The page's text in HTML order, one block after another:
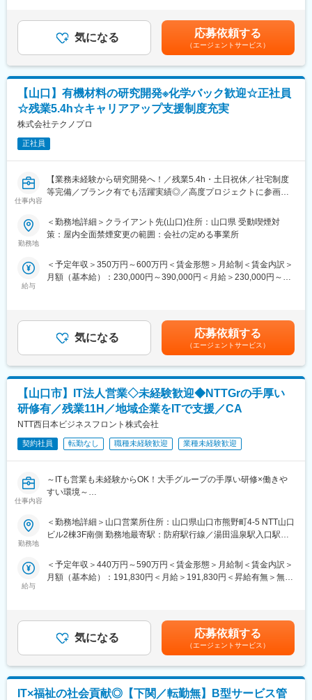
■プロジェクト例：
地方自治体（県庁・市役所・区役所など）の基幹ネットワーク、
また
は住民サービスを支える庁内ネットワークの設計・構築から運用
設計までを一気通貫でお任せします。
住民の個人情報や重要データを扱うため、非常に高いセキュリテ
ィと安定性が求められる、やりがいの大きなプロジェクトです
■入社後の流れ：
の想像をしていただくことができます。
また、エンジニア業務に必要な知識やスキルをご自身のペースや
タイミングに合わせて習得することができます。
◇Be-Pro研修
◇e-ラーニング
◇腰を据えて安心して働ける環境
安定した経営基盤をもとに、各種手当や福利厚生、働きやすい環
境づくりなどに積極的に取り組んでいます。残業も月平均10時間
40分とオンオフのメリハリを持って活躍することが可能です。
◇「より稼げるエンジニア」へ最短距離で目指せる教育制度
グループに在籍するエンジニア数は2万名を突破。日本国内におけ
るエンジニア在籍数においてトップクラスの実績を誇るからこ
そ、その教育体制に手を抜くことは一切していません。グループ
丸でエンジニア教育に取り組んでおります。
アアップを支援しております。
は固定手当を含めた表記です。
気になる 応募依頼する
（エージェントサービス）
【山口】有機材料の研究開発※化学バック歓迎☆正社員
☆残業5.4h☆キャリアアップ支援制度充実
株式会社テクノプロ
正社員
仕事内容
【業務未経験から研究開発へ！／残業5.4h・土日祝休／社宅制度
等完備／ブランク有でも活躍実績◎／高度プロジェクトに参画／
■業務概要【変更の範囲：会社の定める業務】
働くことが可能です。
【プロジェクト実績】
的研究機関等多岐に渡ります。
※状況によって上記プロジェクト以外にアサインとなることがござ
います。
■株式会社テクノプロの魅力：
当社は業界大手テクノプロの化学・バイオ分野に特化した社内カ
ンパニーです。民間企業、大学、公的研究機関等に対し人材提案
や受託研究を通して研究開発部門での業務支援を展開していま
す。
学教員）による実践形式の研修もございます。
在職中の学位取得を支援する「社会人博士制度」もございます。
（2）働き方・福利厚生
全社平均残業5.4時間、土日祝休の働き方で、仕事・プライベート
■キャリア
入社後は経験と希望に考慮してプロジェクト先の研究開発員とし
トに長期に携わる社員もいます。将来的にはプロジェクト先での
就業形態のみならず、自社ラボでの研究開発や研究開発員のサポ
ートにも挑戦可能です。
■各種制度
＜評価制度＞
適正な評価を実施する体制があります。プロジェクト先評価と当
勤務地
＜勤務地詳細＞クライアント先(山口)住所：山口県 受動喫煙対
策：屋内全面禁煙変更の範囲：会社の定める事業所
給与
＜予定年収＞350万円～600万円＜賃金形態＞月給制＜賃金内訳＞
月額（基本給）：230,000円～390,000円＜月給＞230,000円～
はあくまでも目安の金額であり、選考を通じて上下する可能性が
あります。月給(月額)は固定手当を含めた表記です。
気になる 応募依頼する
（エージェントサービス）
【山口市】IT法人営業◇未経験歓迎◆NTTGrの手厚い
研修有／残業11H／地域企業をITで支援／CA
NTT西日本ビジネスフロント株式会社
契約社員 転勤なし 職種未経験歓迎 業種未経験歓迎
仕事内容
～ITも営業も未経験からOK！大手グループの手厚い研修×働きや
すい環境～
営業”として成長
◎手厚い研修を通じて一からスキルを身につけ、地域企業の課題
■職務内容：
題に寄り添いお困りごとの解決に向けて伴走するフロント営業で
す。
■具体的な仕事の流れ（一例）：
（1）事前準備
ターゲット確認、企業情報のチェック、ヒアリング項目・提案書
勤務地
＜勤務地詳細＞山口営業所住所：山口県山口市熊野町4-5 NTT山口
ビル2棟3F南側 勤務地最寄駅：防府駅行線／湯田温泉駅入口駅受
給与
＜予定年収＞440万円～590万円＜賃金形態＞月給制＜賃金内訳＞
月額（基本給）：191,830円＜月給＞191,830円＜昇給有無＞無＜
リージョナル社員） 620万（4年目：ビジネスフロント採用社員）
940万賃金はあくまでも目安の金額であり、選考を通じて上下す
る可能性があります。月給(月額)は固定手当を含めた表記です。
気になる 応募依頼する
（エージェントサービス）
IT×福祉の社会貢献◎【下関／転勤無】B型サービス管